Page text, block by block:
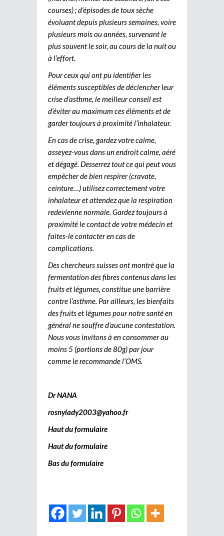
courses) ; d’épisodes de toux sèche
évoluant depuis plusieurs semaines, voire
plusieurs mois ou années, survenant le
plus souvent le soir, au cours de la nuit ou
à l’effort.
Pour ceux qui ont pu identifier les
éléments susceptibles de déclencher leur
crise d’asthme, le meilleur conseil est
d’éviter au maximum ces éléments et de
garder toujours à proximité l’inhalateur.
En cas de crise, gardez votre calme,
asseyez-vous dans un endroit calme, aéré
et dégagé. Desserrez tout ce qui peut vous
empêcher de bien respirer (cravate,
ceinture…) utilisez correctement votre
inhalateur et attendez que la respiration
redevienne normale. Gardez toujours à
proximité le contact de votre médecin et
faites-le contacter en cas de
complications.
Des chercheurs suisses ont montré que la
fermentation des fibres contenus dans les
fruits et légumes, constitue une barrière
contre l’asthme. Par ailleurs, les bienfaits
des fruits et légumes pour notre santé en
général ne souffre d’aucune contestation.
Nous vous invitons à en consommer au
moins 5 (portions de 80g) par jour
comme le recommande l’OMS.
Dr NANA
rosnylady2003@yahoo.fr
Haut du formulaire
Haut du formulaire
Bas du formulaire